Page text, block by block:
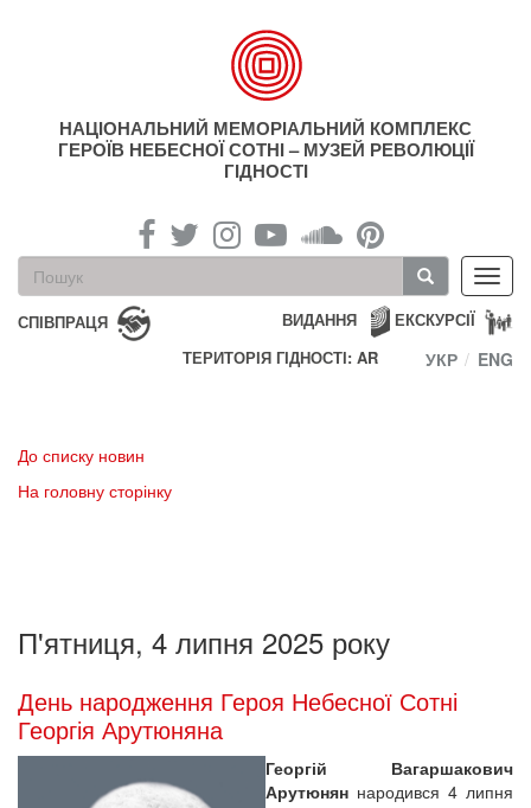
НАЦІОНАЛЬНИЙ МЕМОРІАЛЬНИЙ КОМПЛЕКС
ГЕРОЇВ НЕБЕСНОЇ СОТНІ – МУЗЕЙ РЕВОЛЮЦІЇ
ГІДНОСТІ
Пошукова
форма
Пошук
СПІВПРАЦЯ ЕКСКУРСІЇ
ВИДАННЯ
ТЕРИТОРІЯ ГІДНОСТІ: AR
УКР ENG
До списку новин
На головну сторінку
П'ятниця, 4 липня 2025 року
День народження Героя Небесної Сотні
Георгія Арутюняна
Георгій Вагаршакович
Арутюнян народився 4 липня